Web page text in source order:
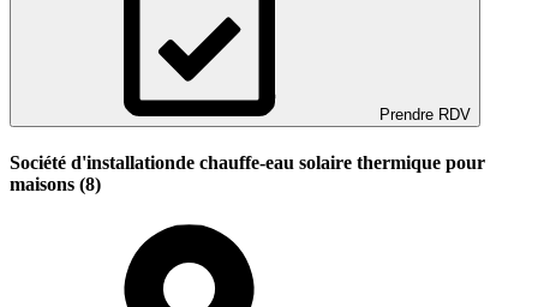
Prendre RDV
Société d'installationde chauffe-eau solaire thermique pour
maisons (8)